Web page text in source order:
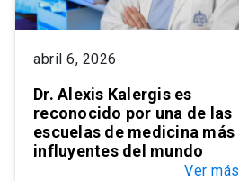
abril 6, 2026
Dr. Alexis Kalergis es
reconocido por una de las
escuelas de medicina más
influyentes del mundo
Ver más